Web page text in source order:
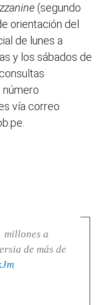
(segundo
orientación del
de lunes a
y los sábados de
vía correo
millones a
de más de